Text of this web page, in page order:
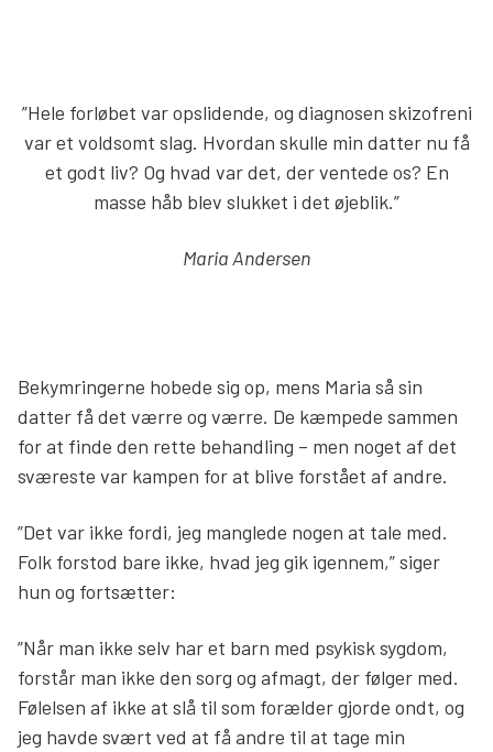
”Hele forløbet var opslidende, og diagnosen skizofreni
var et voldsomt slag. Hvordan skulle min datter nu få
et godt liv? Og hvad var det, der ventede os? En
masse håb blev slukket i det øjeblik.”
Maria Andersen
Bekymringerne hobede sig op, mens Maria så sin
datter få det værre og værre. De kæmpede sammen
for at finde den rette behandling – men noget af det
sværeste var kampen for at blive forstået af andre.
”Det var ikke fordi, jeg manglede nogen at tale med.
Folk forstod bare ikke, hvad jeg gik igennem,” siger
hun og fortsætter:
”Når man ikke selv har et barn med psykisk sygdom,
forstår man ikke den sorg og afmagt, der følger med.
Følelsen af ikke at slå til som forælder gjorde ondt, og
jeg havde svært ved at få andre til at tage min